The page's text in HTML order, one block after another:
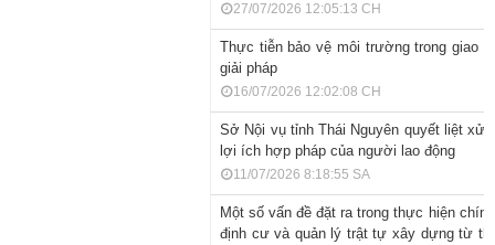
27/07/2026 12:05:13 CH
Thực tiễn bảo vệ môi trường trong giao
giải pháp
16/07/2026 12:02:08 CH
Sở Nội vụ tỉnh Thái Nguyên quyết liệt xử
lợi ích hợp pháp của người lao động
11/07/2026 8:18:55 SA
Một số vấn đề đặt ra trong thực hiện
định cư và quản lý trật tự xây dựng từ